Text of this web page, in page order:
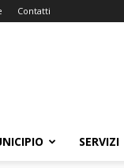
Contatti
SERVIZI